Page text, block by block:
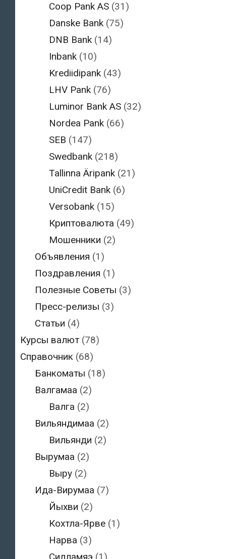
Coop Pank AS (31)
Danske Bank (75)
DNB Bank (14)
Inbank (10)
Krediidipank (43)
LHV Pank (76)
Luminor Bank AS (32)
Nordea Pank (66)
SEB (147)
Swedbank (218)
Tallinna Äripank (21)
UniCredit Bank (6)
Versobank (15)
Криптовалюта (49)
Мошенники (2)
Объявления (1)
Поздравления (1)
Полезные Советы (3)
Пресс-релизы (3)
Статьи (4)
Курсы валют (78)
Справочник (68)
Банкоматы (18)
Валгамаа (2)
Валга (2)
Вильяндимаа (2)
Вильянди (2)
Вырумаа (2)
Выру (2)
Ида-Вирумаа (7)
Йыхви (2)
Кохтла-Ярве (1)
Нарва (3)